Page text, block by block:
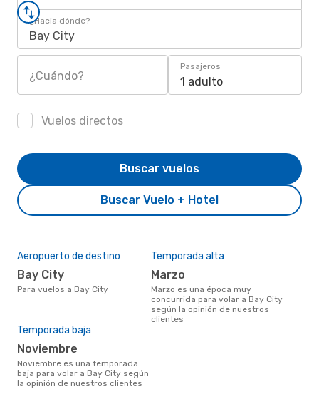
¿Hacia dónde?
Bay City
¿Cuándo?
Pasajeros
1 adulto
Vuelos directos
Buscar Vuelo + Hotel
Buscar vuelos
Aeropuerto de destino
Bay City
Para vuelos a Bay City
Temporada alta
marzo
marzo es una época muy
concurrida para volar a Bay City
según la opinión de nuestros
clientes
Temporada baja
noviembre
noviembre es una temporada
baja para volar a Bay City según
la opinión de nuestros clientes